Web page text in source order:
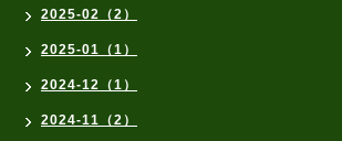
2025-02（2）
2025-01（1）
2024-12（1）
2024-11（2）